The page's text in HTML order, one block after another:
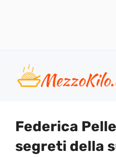
contenuto
Federica
segreti della